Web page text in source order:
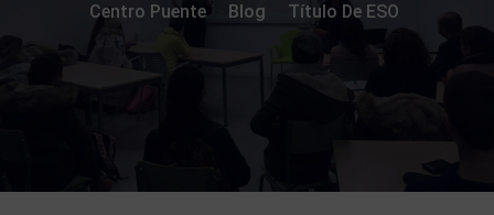
Centro Puente Blog Título De ESO